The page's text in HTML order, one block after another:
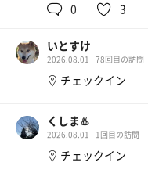
大いなる赤い力
魁力屋のセットは
ーダは自販機で🥤
水
0 3
いとすけ
2026.08.01 78回目の訪問
チェックイン
くしま♨️
2026.08.01 1回目の訪問
チェックイン